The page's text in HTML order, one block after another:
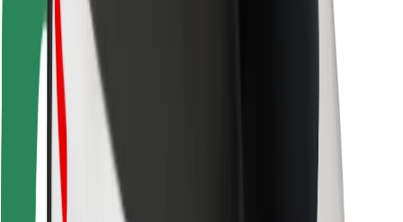
Pilsētas
Risinājumi pilsētām
Lidostas
Bolt uzlādes statīvi
Palīdzība
Pasažieriem
Autovadītājiem